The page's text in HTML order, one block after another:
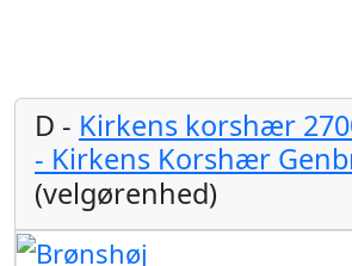
D - Kirkens korshær
- Kirkens Korshær
(velgørenhed)